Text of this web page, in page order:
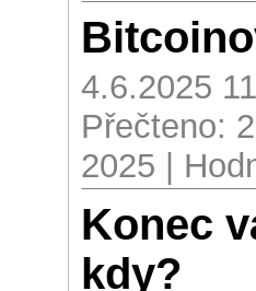
4.6.2025
Přečteno:
2025 |
Konec
kdy?